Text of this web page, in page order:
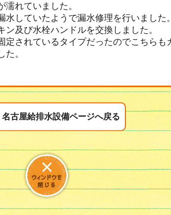
れていました。
していたようで漏水修理を行いました。
及び水栓ハンドルを交換しました。
定されているタイプだったのでこちらも
。
名古屋給排水設備ページへ戻る